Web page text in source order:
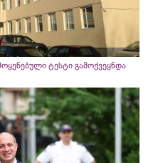
ტესტი გამოქვეყნდა